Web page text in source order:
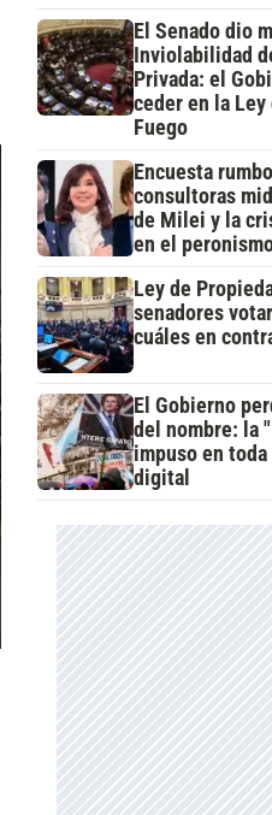
El Senado dio
Inviolabilidad
Privada: el
ceder en la Ley
Fuego
Encuesta
consultoras
de Milei y la
en el
Ley de
senadores
cuáles en
El Gobierno
del nombre: la
impuso en
digital